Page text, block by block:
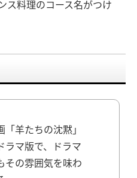
ス料理のコース名がつけ
「羊たちの沈黙」
ラマ版で、ドラマ
その雰囲気を味わ